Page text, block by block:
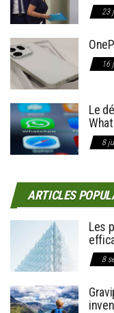
23
16
Le
8
ARTICLES
Les
8